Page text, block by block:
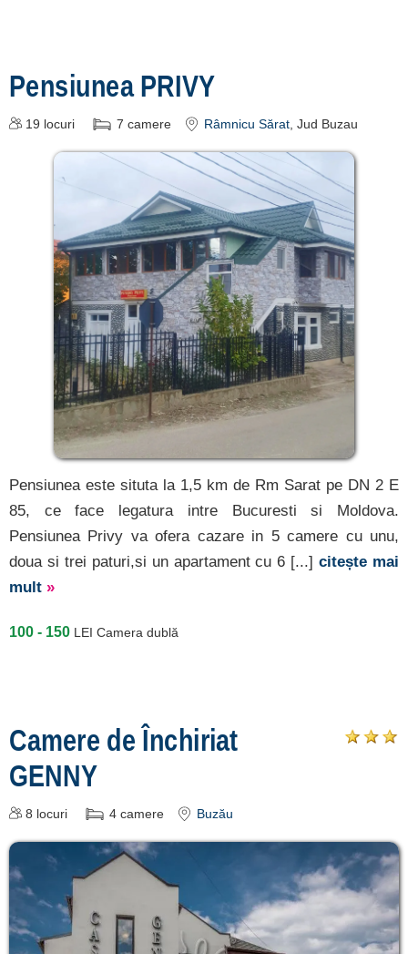
Pensiunea PRIVY
19 locuri 7 camere Râmnicu Sărat , Jud Buzau
Pensiunea este situta la 1,5 km de Rm Sarat pe DN 2 E
85, ce face legatura intre Bucuresti si Moldova.
Pensiunea Privy va ofera cazare in 5 camere cu unu,
doua si trei paturi,si un apartament cu 6 [...]citește mai
mult »
100 - 150 LEI Camera dublă
Camere de Închiriat
GENNY
8 locuri 4 camere Buzău